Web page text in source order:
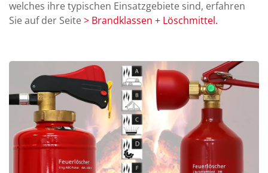
welches ihre typischen Ein­satz­ge­biete sind, er­fahren
Sie auf der Seite> Brand­klassen + Lösch­mittel.